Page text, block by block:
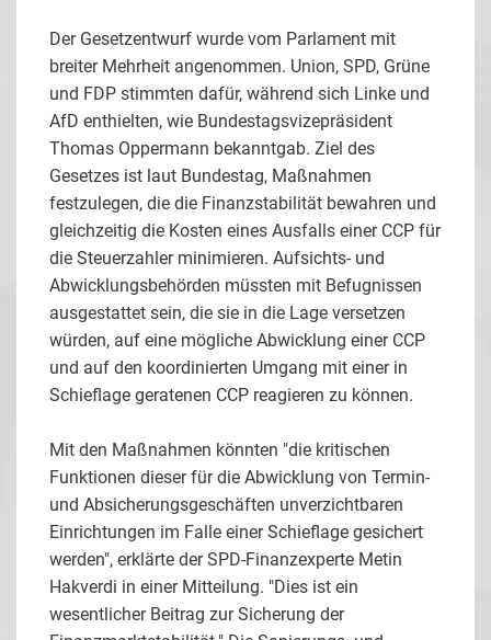
Der Gesetzentwurf wurde vom Parlament mit
breiter Mehrheit angenommen. Union, SPD, Grüne
und FDP stimmten dafür, während sich Linke und
AfD enthielten, wie Bundestagsvizepräsident
Thomas Oppermann bekanntgab. Ziel des
Gesetzes ist laut Bundestag, Maßnahmen
festzulegen, die die Finanzstabilität bewahren und
gleichzeitig die Kosten eines Ausfalls einer CCP für
die Steuerzahler minimieren. Aufsichts- und
Abwicklungsbehörden müssten mit Befugnissen
ausgestattet sein, die sie in die Lage versetzen
würden, auf eine mögliche Abwicklung einer CCP
und auf den koordinierten Umgang mit einer in
Schieflage geratenen CCP reagieren zu können.
Mit den Maßnahmen könnten "die kritischen
Funktionen dieser für die Abwicklung von Termin-
und Absicherungsgeschäften unverzichtbaren
Einrichtungen im Falle einer Schieflage gesichert
werden", erklärte der SPD-Finanzexperte Metin
Hakverdi in einer Mitteilung. "Dies ist ein
wesentlicher Beitrag zur Sicherung der